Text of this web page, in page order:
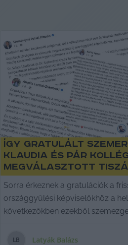
Így gratulált
Klaudia és pár
megválasztott
Sorra érkeznek a gratulációk a
országgyűlési képviselőkhöz a
következőkben ezekből
LB Latyák Balázs